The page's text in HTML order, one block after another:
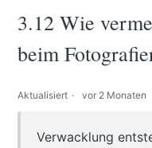
3.12 Wie
beim
Aktualisiert vor 2 Monaten
Verwacklung